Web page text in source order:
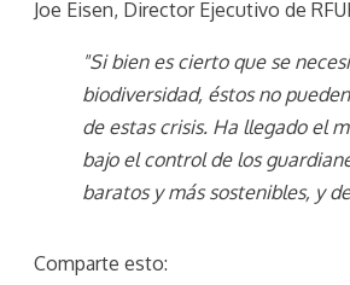
Joe Eisen, Director Ejecutivo de
"Si bien es cierto que se
biodiversidad, éstos no
de estas crisis. Ha llegado el
bajo el control de los
baratos y más sostenibles, y
Comparte esto: